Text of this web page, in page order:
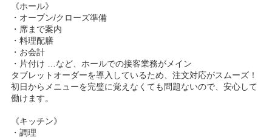
《ホール》
・オープン/クローズ準備
・席まで案内
・料理配膳
・お会計
・片付け …など、ホールでの接客業務がメイン
タブレットオーダーを導入しているため、注文対応がスムーズ！
初日からメニューを完璧に覚えなくても問題ないので、安心して
働けます。
《キッチン》
・調理